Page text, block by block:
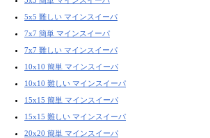
5x5 難しい マインスイーパ
7x7 簡単 マインスイーパ
7x7 難しい マインスイーパ
10x10 簡単 マインスイーパ
10x10 難しい マインスイーパ
15x15 簡単 マインスイーパ
15x15 難しい マインスイーパ
20x20 簡単 マインスイーパ